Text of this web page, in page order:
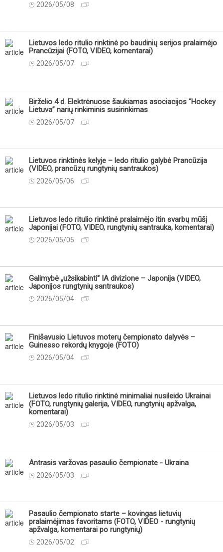
2026/05/08
Lietuvos ledo ritulio rinktinė po baudinių serijos pralaimėjo
Prancūzijai (FOTO, VIDEO, komentarai)
2026/05/07
Birželio 4 d. Elektrėnuose šaukiamas asociacijos “Hockey
Lietuva” narių rinkiminis susirinkimas
2026/05/07
Lietuvos rinktinės kelyje – ledo ritulio galybė Prancūzija
(VIDEO, prancūzų rungtynių santraukos)
2026/05/06
Lietuvos ledo ritulio rinktinė pralaimėjo itin svarbų mūšį
Japonijai (FOTO, VIDEO, rungtynių santrauka, komentarai)
2026/05/05
Galimybė „užsikabinti“ IA divizione – Japonija (VIDEO,
Japonijos rungtynių santraukos)
2026/05/04
Finišavusio Lietuvos moterų čempionato dalyvės –
Guinesso rekordų knygoje (FOTO)
2026/05/04
Lietuvos ledo ritulio rinktinė minimaliai nusileido Ukrainai
(FOTO, rungtynių galerija, VIDEO, rungtynių apžvalga,
komentarai)
2026/05/03
Antrasis varžovas pasaulio čempionate - Ukraina
2026/05/03
Pasaulio čempionato starte – kovingas lietuvių
pralaimėjimas favoritams (FOTO, VIDEO - rungtynių
apžvalga, komentarai po rungtynių)
2026/05/02